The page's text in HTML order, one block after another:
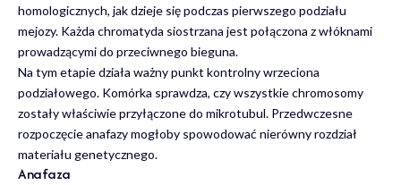
homologicznych, jak dzieje się podczas pierwszego podziału
mejozy. Każda chromatyda siostrzana jest połączona z włóknami
prowadzącymi do przeciwnego bieguna.
Na tym etapie działa ważny punkt kontrolny wrzeciona
podziałowego. Komórka sprawdza, czy wszystkie chromosomy
zostały właściwie przyłączone do mikrotubul. Przedwczesne
rozpoczęcie anafazy mogłoby spowodować nierówny rozdział
materiału genetycznego.
Anafaza